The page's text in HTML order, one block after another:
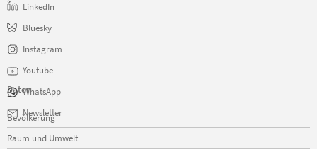
LinkedIn
Bluesky
Instagram
Youtube
WhatsApp
Newsletter
Daten
Navigation
überspringen
Bevölkerung
Raum und Umwelt